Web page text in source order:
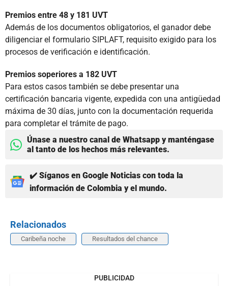
Premios entre 48 y 181 UVT
Además de los documentos obligatorios, el ganador debe
diligenciar el formulario SIPLAFT, requisito exigido para los
procesos de verificación e identificación.
Premios soperiores a 182 UVT
Para estos casos también se debe presentar una
certificación bancaria vigente, expedida con una antigüedad
máxima de 30 días, junto con la documentación requerida
para completar el trámite de pago.
Únase a nuestro canal de Whatsapp y manténgase
al tanto de los hechos más relevantes.
✔️ Síganos en Google Noticias con toda la
información de Colombia y el mundo.
Relacionados
Caribeña noche Resultados del chance
PUBLICIDAD